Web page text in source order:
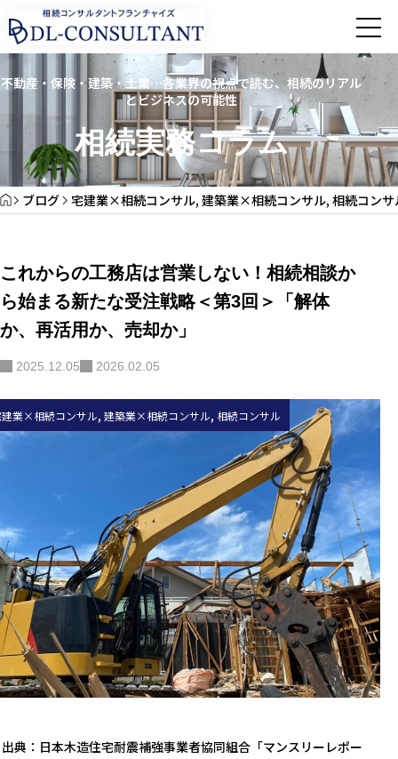
不動産・保険・建築・士業…各業界の視点で読む、相続のリアル
とビジネスの可能性
相続実務コラム
ブログ 宅建業×相続コンサル, 建築業×相続コンサル, 相続コンサ
これからの工務店は営業しない！相続相談か
ら始まる新たな受注戦略＜第3回＞「解体
か、再活用か、売却か」
2025.12.05 2026.02.05
業×相続コンサル, 建築業×相続コンサル, 相続コンサル
出典：日本木造住宅耐震補強事業者協同組合「マンスリーレポー